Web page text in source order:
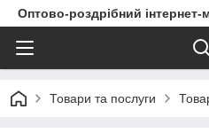
Оптово-роздрібний інтернет-
Товари та послуги